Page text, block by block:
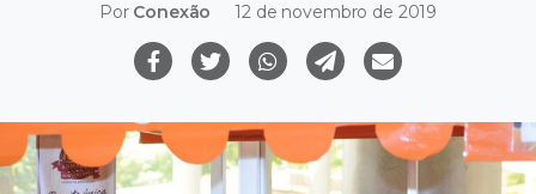
Por Conexão 12 de novembro de 2019